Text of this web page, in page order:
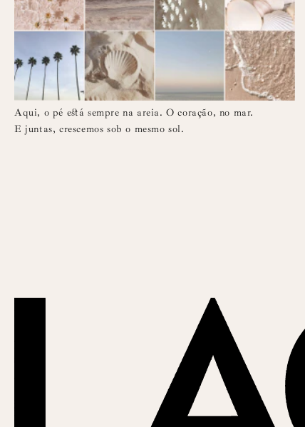
Aqui, o pé está sempre na areia. O coração, no mar.
E juntas, crescemos sob o mesmo sol.